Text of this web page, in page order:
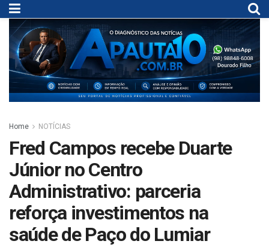
Home NOTÍCIAS
Fred Campos recebe Duarte
Júnior no Centro
Administrativo: parceria
reforça investimentos na
saúde de Paço do Lumiar